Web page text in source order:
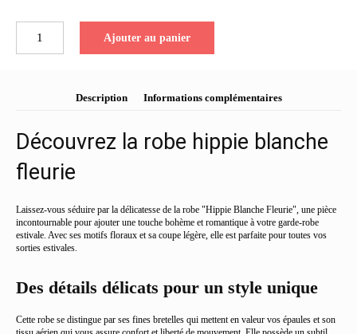
Ajouter au panier
Description Informations complémentaires
Découvrez la robe hippie blanche
fleurie
Laissez-vous séduire par la délicatesse de la robe "Hippie Blanche Fleurie", une pièce
incontournable pour ajouter une touche bohème et romantique à votre garde-robe
estivale. Avec ses motifs floraux et sa coupe légère, elle est parfaite pour toutes vos
sorties estivales.
Des détails délicats pour un style unique
Cette robe se distingue par ses fines bretelles qui mettent en valeur vos épaules et son